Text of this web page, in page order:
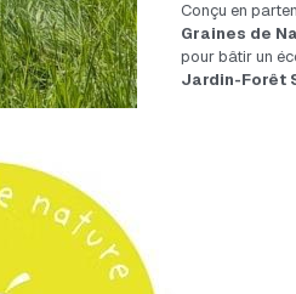
Graines de
pour bâtir un
Jardin-Forêt